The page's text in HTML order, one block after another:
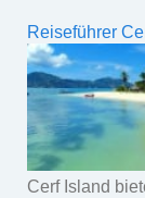
Reiseführer
Cerf Island